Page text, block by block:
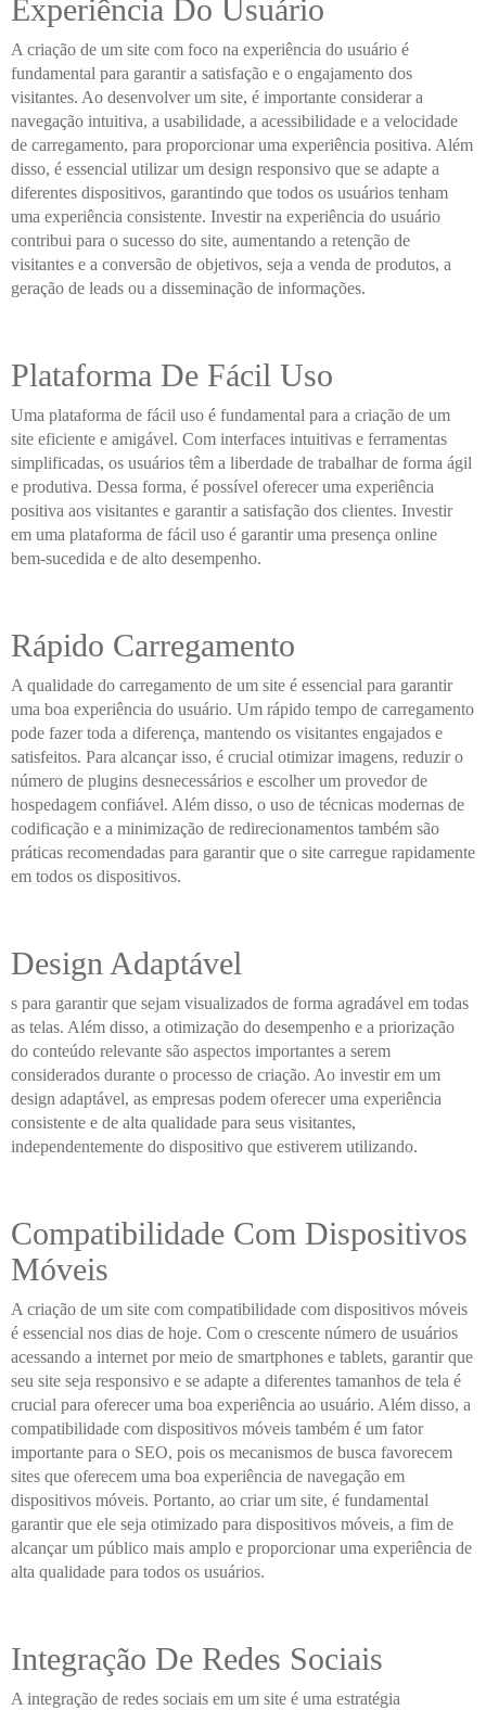
Experiência Do Usuário
A criação de um site com foco na experiência do usuário é
fundamental para garantir a satisfação e o engajamento dos
visitantes. Ao desenvolver um site, é importante considerar a
navegação intuitiva, a usabilidade, a acessibilidade e a velocidade
de carregamento, para proporcionar uma experiência positiva. Além
disso, é essencial utilizar um design responsivo que se adapte a
diferentes dispositivos, garantindo que todos os usuários tenham
uma experiência consistente. Investir na experiência do usuário
contribui para o sucesso do site, aumentando a retenção de
visitantes e a conversão de objetivos, seja a venda de produtos, a
geração de leads ou a disseminação de informações.
Plataforma De Fácil Uso
Uma plataforma de fácil uso é fundamental para a criação de um
site eficiente e amigável. Com interfaces intuitivas e ferramentas
simplificadas, os usuários têm a liberdade de trabalhar de forma ágil
e produtiva. Dessa forma, é possível oferecer uma experiência
positiva aos visitantes e garantir a satisfação dos clientes. Investir
em uma plataforma de fácil uso é garantir uma presença online
bem-sucedida e de alto desempenho.
Rápido Carregamento
A qualidade do carregamento de um site é essencial para garantir
uma boa experiência do usuário. Um rápido tempo de carregamento
pode fazer toda a diferença, mantendo os visitantes engajados e
satisfeitos. Para alcançar isso, é crucial otimizar imagens, reduzir o
número de plugins desnecessários e escolher um provedor de
hospedagem confiável. Além disso, o uso de técnicas modernas de
codificação e a minimização de redirecionamentos também são
práticas recomendadas para garantir que o site carregue rapidamente
em todos os dispositivos.
Design Adaptável
s para garantir que sejam visualizados de forma agradável em todas
as telas. Além disso, a otimização do desempenho e a priorização
do conteúdo relevante são aspectos importantes a serem
considerados durante o processo de criação. Ao investir em um
design adaptável, as empresas podem oferecer uma experiência
consistente e de alta qualidade para seus visitantes,
independentemente do dispositivo que estiverem utilizando.
Compatibilidade Com Dispositivos
Móveis
A criação de um site com compatibilidade com dispositivos móveis
é essencial nos dias de hoje. Com o crescente número de usuários
acessando a internet por meio de smartphones e tablets, garantir que
seu site seja responsivo e se adapte a diferentes tamanhos de tela é
crucial para oferecer uma boa experiência ao usuário. Além disso, a
compatibilidade com dispositivos móveis também é um fator
importante para o SEO, pois os mecanismos de busca favorecem
sites que oferecem uma boa experiência de navegação em
dispositivos móveis. Portanto, ao criar um site, é fundamental
garantir que ele seja otimizado para dispositivos móveis, a fim de
alcançar um público mais amplo e proporcionar uma experiência de
alta qualidade para todos os usuários.
Integração De Redes Sociais
A integração de redes sociais em um site é uma estratégia